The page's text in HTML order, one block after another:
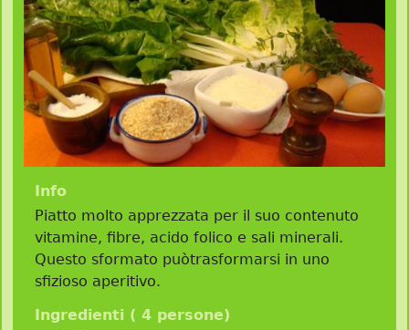
Info
Piatto molto apprezzata per il suo contenuto
vitamine, fibre, acido folico e sali minerali.
Questo sformato puòtrasformarsi in uno
sfizioso aperitivo.
Ingredienti ( 4 persone)